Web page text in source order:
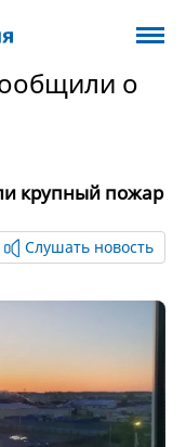
о
крупный пожар
Слушать новость